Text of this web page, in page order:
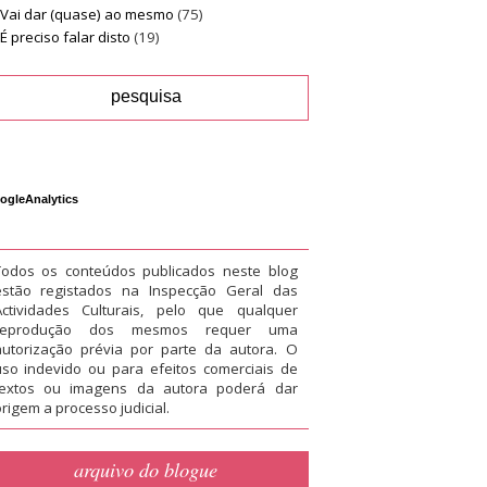
Vai dar (quase) ao mesmo (75)
É preciso falar disto (19)
os conteúdos publicados neste blog
registados na Inspecção Geral das
Culturais, pelo que qualquer
dos mesmos requer uma
prévia por parte da autora. O
indevido ou para efeitos comerciais de
ou imagens da autora poderá dar
a processo judicial.
arquivo do blogue